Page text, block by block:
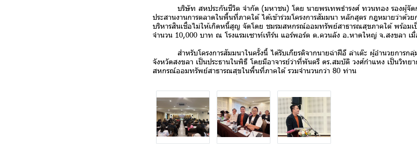
บริษัท สหประกันชีวิต จำกัด (มหาชน) โดย นายพรเทพธำรงศ์ ทวนทอง รองผู้จัดก
ประสานงานการตลาดในพื้นที่ภาคใต้ ได้เข้าร่วมโครงการสัมมนา หลักสูตร กฎหมายว่าด้ว
บริหารสินเชื่อไม่ให้เกิดหนี้สูญ จัดโดย ชมรมสหกรณ์ออมทรัพย์สาธารณสุขภาคใต้ พร้อม
จำนวน 10,000 บาท ณ โรงแรมเซาท์เทิร์น แอร์พอร์ต ต.ควนลัง อ.หาดใหญ่ จ.สงขลา เ
สำหรับโครงการสัมมนาในครั้งนี้ ได้รับเกียรติจากนายฉ่าฝีอี ล่าเต๊ะ ผู้อำนวยการก
จังหวัดสงขลา เป็นประธานในพิธี โดยมีอาจารย์ว่าที่พันตรี ดร.สมบัติ วงศ์กำแหง เป็นวิทย
สหกรณ์ออมทรัพย์สาธารณสุขในพื้นที่ภาคใต้ รวมจำนวนกว่า 80 ท่าน